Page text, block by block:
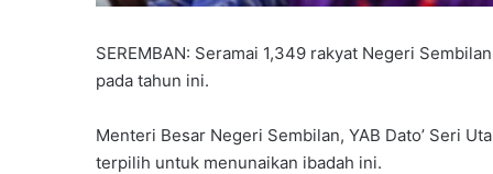
SEREMBAN: Seramai 1,349 rakyat Negeri
pada tahun ini.
Menteri Besar Negeri Sembilan, YAB Dato’ Seri
terpilih untuk menunaikan ibadah ini.